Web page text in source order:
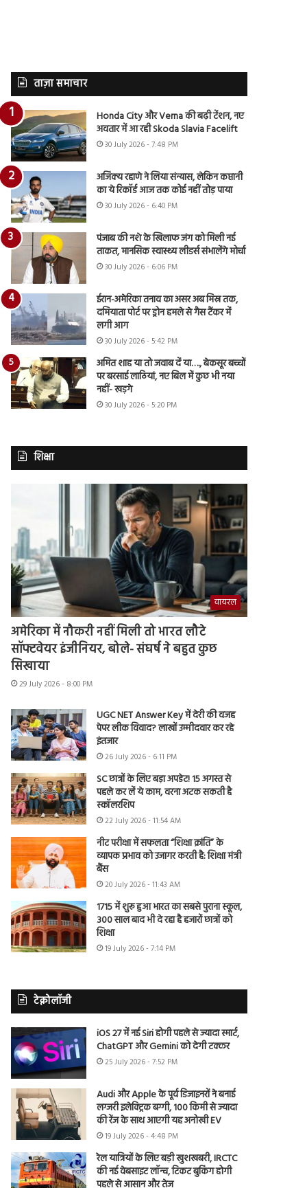
ताज़ा समाचार
Honda City और Verna की बढ़ी टेंशन, नए
अवतार में आ रही Skoda Slavia Facelift
30 July 2026 - 7:48 PM
अजिंक्य रहाणे ने लिया संन्यास, लेकिन कप्तानी
का ये रिकॉर्ड आज तक कोई नहीं तोड़ पाया
30 July 2026 - 6:40 PM
पंजाब की नशे के खिलाफ जंग को मिली नई
ताकत, मानसिक स्वास्थ्य लीडर्स संभालेंगे मोर्चा
30 July 2026 - 6:06 PM
ईरान-अमेरिका तनाव का असर अब मिस्र तक,
दमियाता पोर्ट पर ड्रोन हमले से गैस टैंकर में
लगी आग
30 July 2026 - 5:42 PM
अमित शाह या तो जवाब दें या…., बेकसूर बच्चों
पर बरसाई लाठियां, नए बिल में कुछ भी नया
नहीं- खड़गे
30 July 2026 - 5:20 PM
शिक्षा
वायरल
अमेरिका में नौकरी नहीं मिली तो भारत लौटे
सॉफ्टवेयर इंजीनियर, बोले- संघर्ष ने बहुत कुछ
सिखाया
29 July 2026 - 8:00 PM
UGC NET Answer Key में देरी की वजह
पेपर लीक विवाद? लाखों उम्मीदवार कर रहे
इंतजार
26 July 2026 - 6:11 PM
SC छात्रों के लिए बड़ा अपडेट! 15 अगस्त से
पहले कर लें ये काम, वरना अटक सकती है
स्कॉलरशिप
22 July 2026 - 11:54 AM
नीट परीक्षा में सफलता “शिक्षा क्रांति” के
व्यापक प्रभाव को उजागर करती है: शिक्षा मंत्री
बैंस
20 July 2026 - 11:43 AM
1715 में शुरू हुआ भारत का सबसे पुराना स्कूल,
300 साल बाद भी दे रहा है हजारों छात्रों को
शिक्षा
19 July 2026 - 7:14 PM
टेक्नोलॉजी
iOS 27 में नई Siri होगी पहले से ज्यादा स्मार्ट,
ChatGPT और Gemini को देगी टक्कर
25 July 2026 - 7:52 PM
Audi और Apple के पूर्व डिजाइनरों ने बनाई
लग्जरी इलेक्ट्रिक बग्गी, 100 किमी से ज्यादा
की रेंज के साथ आएगी यह अनोखी EV
19 July 2026 - 4:48 PM
रेल यात्रियों के लिए बड़ी खुशखबरी, IRCTC
की नई वेबसाइट लॉन्च, टिकट बुकिंग होगी